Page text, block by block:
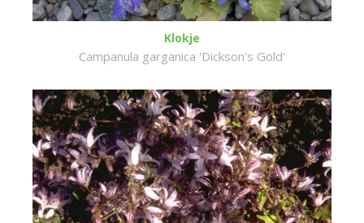
Klokje
Campanula garganica 'Dickson's Gold'